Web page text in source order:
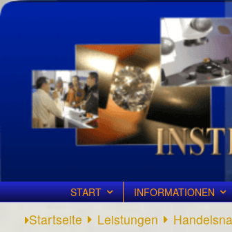
START INFORMATIONEN
Startseite Leistungen